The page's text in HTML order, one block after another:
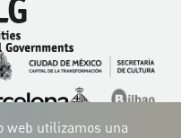
Imagen
web utilizamos una